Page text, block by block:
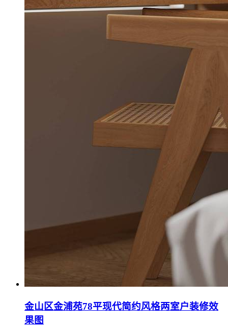
金山区金浦苑78平现代简约风格两室户装修效
果图